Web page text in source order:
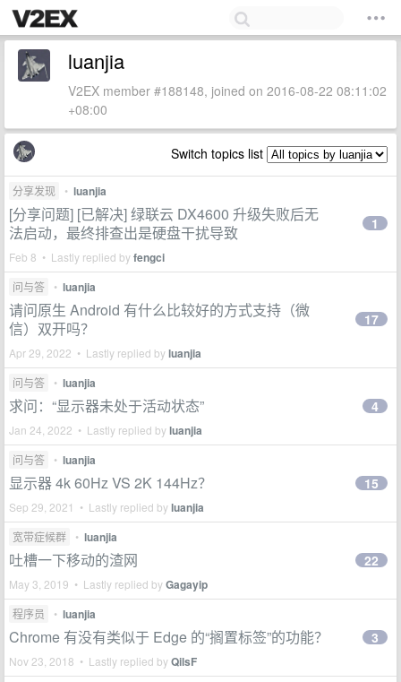
luanjia
V2EX member #188148, joined on 2016-08-22 08:11:02
+08:00
Switch topics list
分享发现 • luanjia
[分享问题] [已解决] 绿联云 DX4600 升级失败后无
法启动，最终排查出是硬盘干扰导致
Feb 8 • Lastly replied byfengci
1
问与答 • luanjia
请问原生 Android 有什么比较好的方式支持（微
信）双开吗？
Apr 29, 2022 • Lastly replied byluanjia
17
问与答 • luanjia
求问：“显示器未处于活动状态”
Jan 24, 2022 • Lastly replied byluanjia
4
问与答 • luanjia
显示器 4k 60Hz VS 2K 144Hz？
Sep 29, 2021 • Lastly replied byluanjia
15
宽带症候群 • luanjia
吐槽一下移动的渣网
May 3, 2019 • Lastly replied byGagayip
22
程序员 • luanjia
Chrome 有没有类似于 Edge 的“搁置标签”的功能？
Nov 23, 2018 • Lastly replied byQilsF
3